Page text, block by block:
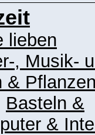
lieben
, Musik-
&
Basteln &
&